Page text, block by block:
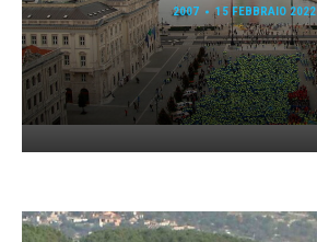
2007 15 FEBBRAIO 2022